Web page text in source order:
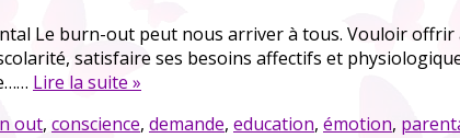
Le burn-out peut nous arriver à tous. Vouloir
satisfaire ses besoins affectifs et
Lire la suite »
out, conscience, demande, education, émotion,